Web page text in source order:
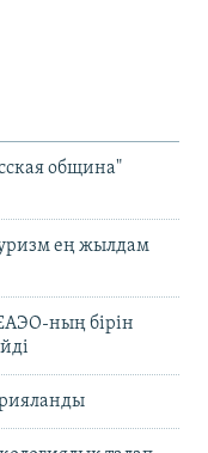
община"
ең жылдам
ның бірін